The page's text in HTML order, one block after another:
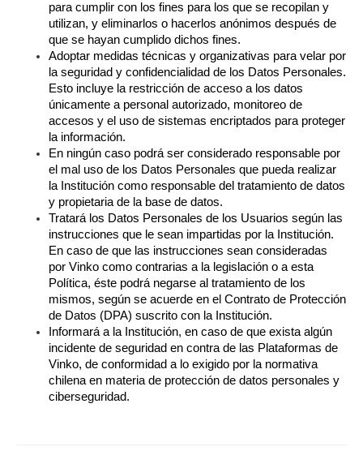
para cumplir con los fines para los que se recopilan y
utilizan, y eliminarlos o hacerlos anónimos después de
que se hayan cumplido dichos fines.
Adoptar medidas técnicas y organizativas para velar por
la seguridad y confidencialidad de los Datos Personales.
Esto incluye la restricción de acceso a los datos
únicamente a personal autorizado, monitoreo de
accesos y el uso de sistemas encriptados para proteger
la información.
En ningún caso podrá ser considerado responsable por
el mal uso de los Datos Personales que pueda realizar
la Institución como responsable del tratamiento de datos
y propietaria de la base de datos.
Tratará los Datos Personales de los Usuarios según las
instrucciones que le sean impartidas por la Institución.
En caso de que las instrucciones sean consideradas
por Vinko como contrarias a la legislación o a esta
Política, éste podrá negarse al tratamiento de los
mismos, según se acuerde en el Contrato de Protección
de Datos (DPA) suscrito con la Institución.
Informará a la Institución, en caso de que exista algún
incidente de seguridad en contra de las Plataformas de
Vinko, de conformidad a lo exigido por la normativa
chilena en materia de protección de datos personales y
ciberseguridad.